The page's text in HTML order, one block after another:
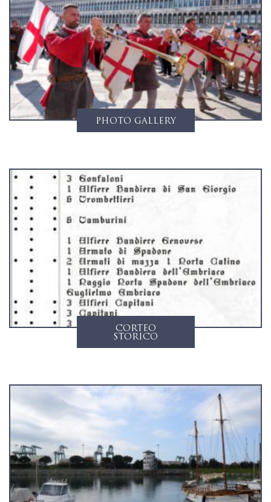
PHOTO GALLERY
CORTEO
STORICO